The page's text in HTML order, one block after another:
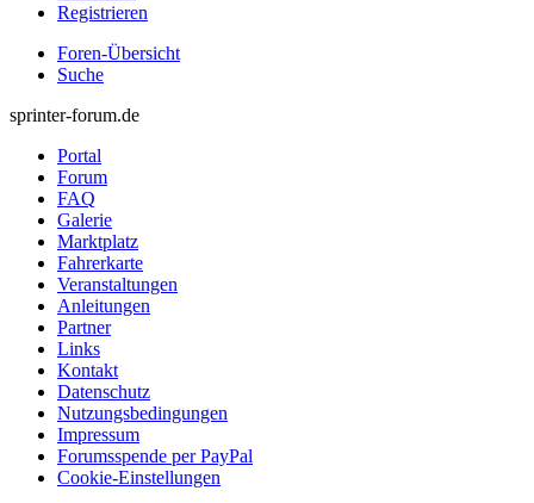
Registrieren
Foren-Übersicht
Suche
sprinter-forum.de
Portal
Forum
FAQ
Galerie
Marktplatz
Fahrerkarte
Veranstaltungen
Anleitungen
Partner
Links
Kontakt
Datenschutz
Nutzungsbedingungen
Impressum
Forumsspende per PayPal
Cookie-Einstellungen